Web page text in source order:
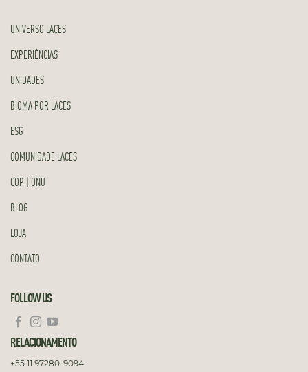
UNIVERSO LACES
EXPERIÊNCIAS
UNIDADES
BIOMA POR LACES
ESG
COMUNIDADE LACES
COP | ONU
BLOG
LOJA
CONTATO
FOLLOW US
RELACIONAMENTO
+55 11 97280-9094